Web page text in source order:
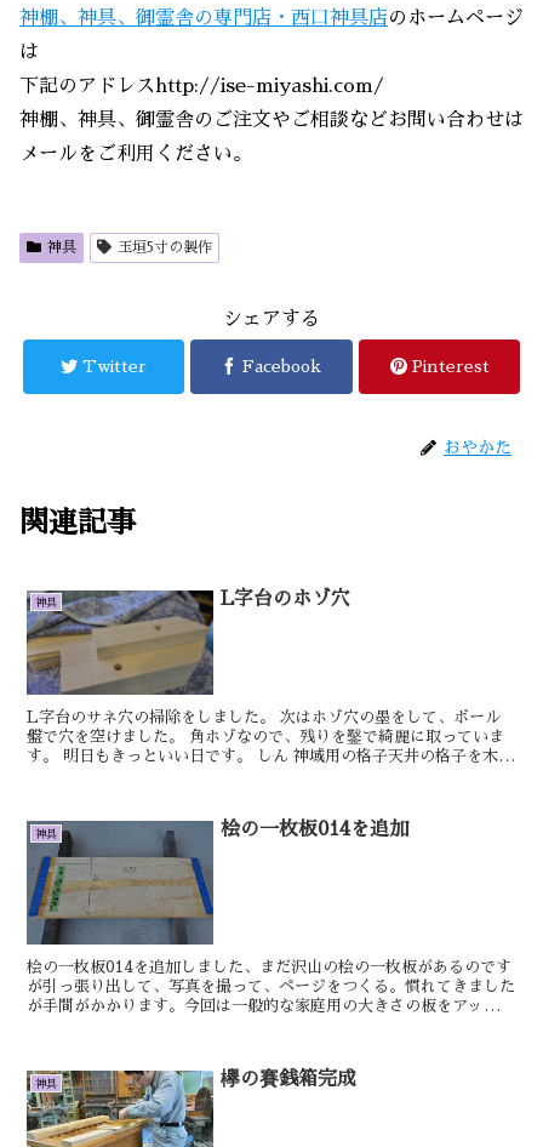
神棚、神具、御霊舎の専門店・西口神具店のホームページ
は
下記のアドレスhttp://ise-miyashi.com/
神棚、神具、御霊舎のご注文やご相談などお問い合わせは
メールをご利用ください。
神具 玉垣5寸の製作
シェアする
Twitter Facebook Pinterest
おやかた
関連記事
神具 L字台のホゾ穴
L字台のサネ穴の掃除をしました。 次はホゾ穴の墨をして、ボール
盤で穴を空けました。 角ホゾなので、残りを鑿で綺麗に取っていま
す。 明日もきっといい日です。 しん 神域用の格子天井の格子を木取
神具 桧の一枚板014を追加
桧の一枚板014を追加しました、まだ沢山の桧の一枚板があるのです
が引っ張り出して、写真を撮って、ページをつくる。慣れてきました
が手間がかかります。今回は一般的な家庭用の大きさの板をアップし
神具 欅の賽銭箱完成